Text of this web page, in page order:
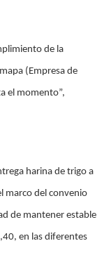
de la
(Empresa de
el momento”,
harina de trigo a
marco del convenio
de mantener estable
en las diferentes